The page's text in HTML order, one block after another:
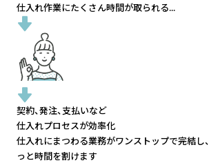
仕入れ作業にたくさん時間が取られる...
契約、発注、支払いなど
仕入れプロセスが効率化
仕入れにまつわる業務がワンストップで完結し、
っと時間を割けます